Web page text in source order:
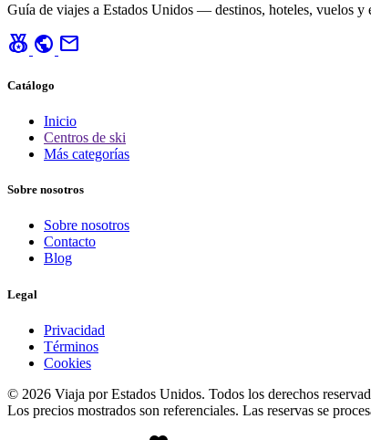
Guía de viajes a Estados Unidos — destinos, hoteles, vuelos y
social_leaderboard public mail
Catálogo
Inicio
Centros de ski
Más categorías
Sobre nosotros
Sobre nosotros
Contacto
Blog
Legal
Privacidad
Términos
Cookies
© 2026 Viaja por Estados Unidos. Todos los derechos
Los precios mostrados son referenciales. Las reservas se